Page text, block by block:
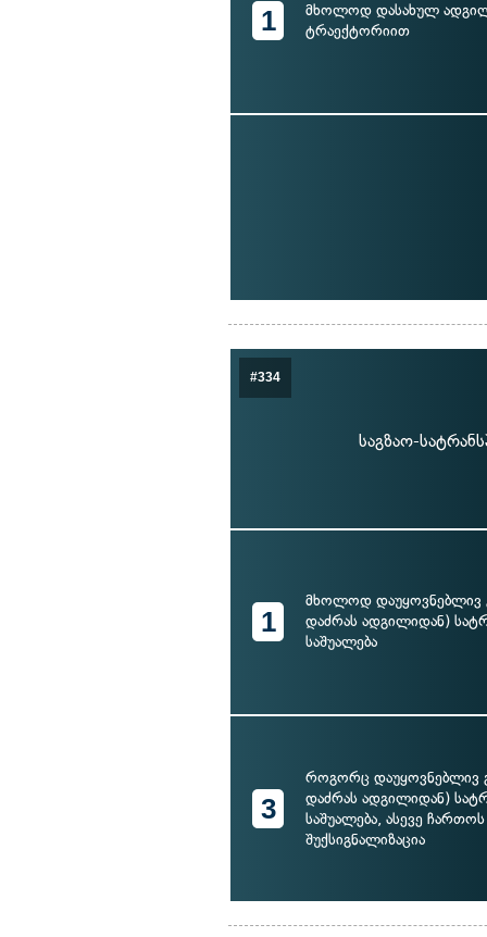
1
მხოლოდ დასახულ
ტრაექტორიით
#334
საგზაო-
1
მხოლოდ დაუყოვნებლივ
დაძრას ადგილიდან)
საშუალება
3
როგორც დაუყოვნებლივ
დაძრას ადგილიდან)
საშუალება, ასევე
შუქსიგნალიზაცია